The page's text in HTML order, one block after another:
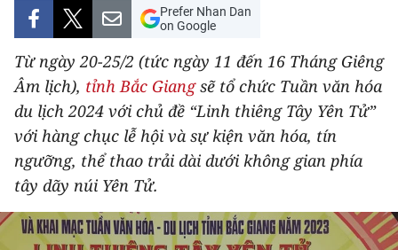
VĂN HÓA
XÃ HỘI
PHÁP LUẬT
DU LỊCH
THẾ GIỚI
THỂ THAO
Prefer Nhan Dan
on Google
Từ ngày 20-25/2 (tức ngày 11 đến 16 Tháng Giêng
Âm lịch), tỉnh Bắc Giangsẽ tổ chức Tuần văn hóa
du lịch 2024 với chủ đề “Linh thiêng Tây Yên Tử”
với hàng chục lễ hội và sự kiện văn hóa, tín
ngưỡng, thể thao trải dài dưới không gian phía
tây dãy núi Yên Tử.